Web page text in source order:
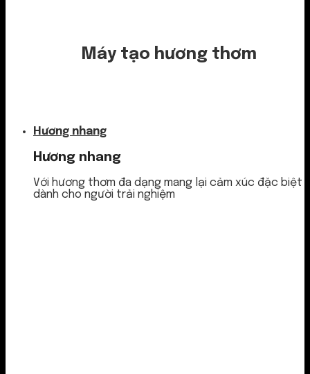
Máy tạo hương thơm
Hương nhang
Hương nhang
Với hương thơm đa dạng mang lại cảm xúc đặc biệt
dành cho người trải nghiệm